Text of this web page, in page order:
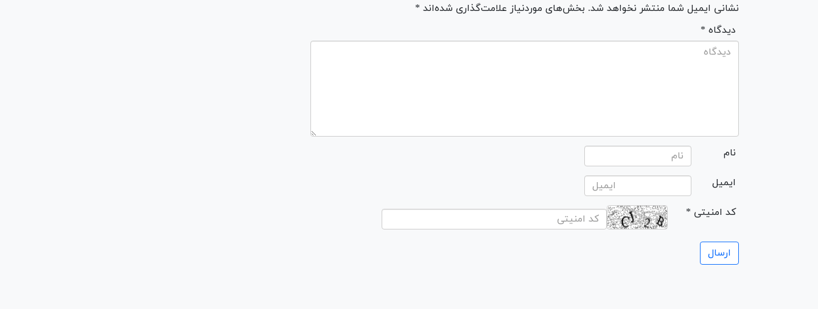
نشانی ایمیل شما منتشر نخواهد شد. بخش‌های موردنیاز علامت‌گذاری شده‌اند *
* دیدگاه
نام
ایمیل
* کد امنیتی